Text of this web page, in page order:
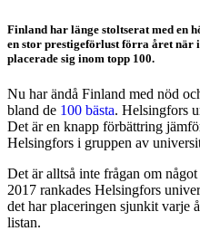
Finland har länge stoltserat med en
en stor prestigeförlust förra året när
placerade sig inom topp 100.
Nu har ändå Finland med nöd
bland de 100 bästa. Helsingfors
Det är en knapp förbättring
Helsingfors i gruppen av
Det är alltså inte frågan om
2017 rankades Helsingfors
det har placeringen sjunkit varje
listan.